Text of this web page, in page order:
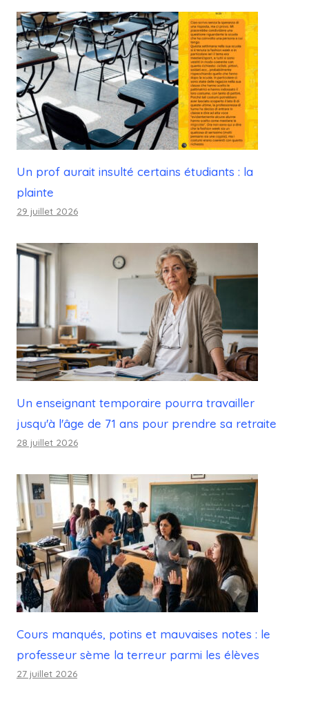
Un prof aurait insulté certains étudiants : la
plainte
29 juillet 2026
Un enseignant temporaire pourra travailler
jusqu'à l'âge de 71 ans pour prendre sa retraite
28 juillet 2026
Cours manqués, potins et mauvaises notes : le
professeur sème la terreur parmi les élèves
27 juillet 2026